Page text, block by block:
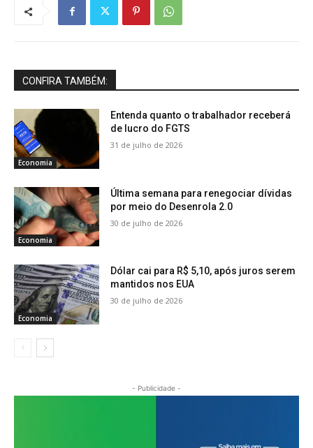
CONFIRA TAMBÉM:
Economia
Entenda quanto o trabalhador receberá
de lucro do FGTS
31 de julho de 2026
Economia
Última semana para renegociar dívidas
por meio do Desenrola 2.0
30 de julho de 2026
Economia
Dólar cai para R$ 5,10, após juros serem
mantidos nos EUA
30 de julho de 2026
- Publicidade -